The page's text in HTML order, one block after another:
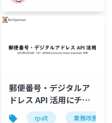
powerautomate powerapps
郵便番号・デジタルア
ドレス API 活用にチャ
レンジ！rpalt 業務改善